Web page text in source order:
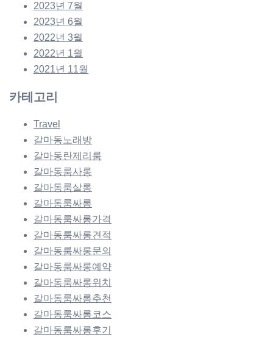
2023년 7월
2023년 6월
2022년 3월
2022년 1월
2021년 11월
카테고리
Travel
갈마동노래방
갈마동란제리룸
갈마동룸사롱
갈마동룸살롱
갈마동룸싸롱
갈마동룸싸롱가격
갈마동룸싸롱견적
갈마동룸싸롱문의
갈마동룸싸롱예약
갈마동룸싸롱위치
갈마동룸싸롱추천
갈마동룸싸롱코스
갈마동룸싸롱후기